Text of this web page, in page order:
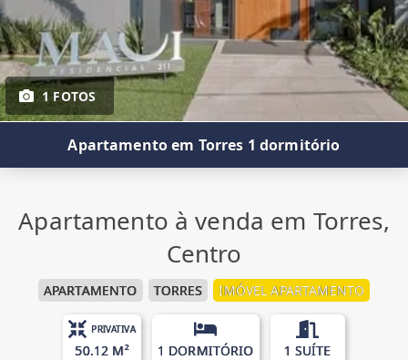
1 FOTOS
Apartamento em Torres 1 dormitório
Apartamento à venda em Torres,
Centro
APARTAMENTO TORRES IMÓVEL APARTAMENTO
PRIVATIVA
50.12 M² 1 DORMITÓRIO 1 SUÍTE